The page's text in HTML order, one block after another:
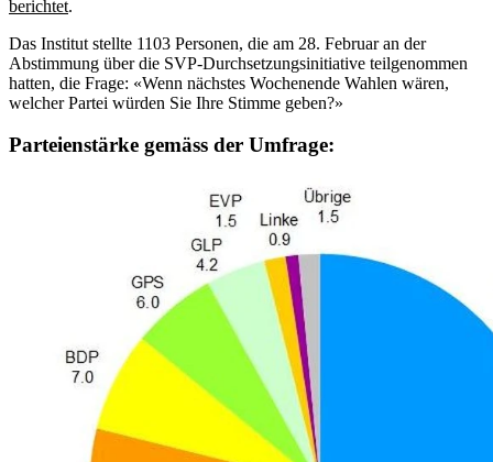
berichtet.
Das Institut stellte 1103 Personen, die am 28. Februar an der
Abstimmung über die SVP-Durchsetzungsinitiative teilgenommen
hatten, die Frage: «Wenn nächstes Wochenende Wahlen wären,
welcher Partei würden Sie Ihre Stimme geben?»
Parteienstärke gemäss der Umfrage: